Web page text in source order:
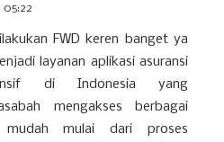
FWD keren banget ya
layanan aplikasi asuransi
di Indonesia yang
mengakses berbagai
mudah mulai dari proses